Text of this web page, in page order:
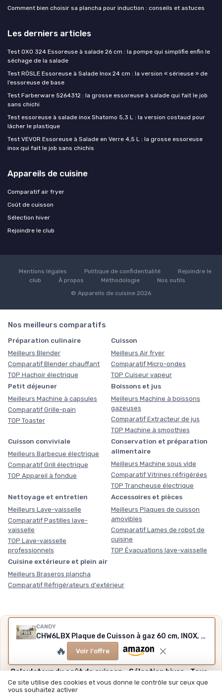
CANDY
CHW6LBX Plaque de Cuisson à gaz 60 cm, INOX, 59,5 x 51 x 8 cm
🔥 Voir l'offre
Comment bien choisir sa plancha pour induction : conseils et astuces
Les derniers articles
Test OXO 324 Essoreuse à salade 26 cm : la pompe qui simplifie enfin le
séchage de la salade
Test RÖSLE Essoreuse à Salade Inox 24 cm : la version « sérieuse » de
l’essoreuse de base
Test Farberware 5264312 : la grosse essoreuse à salade qui fait le job
sans chichi
Test essoreuse à salade inox Shatomo 5,3 L : la version costaud pour
lâcher le plastique
Test VEVOR Essoreuse à Salade en Verre 4,5 L : la grosse essoreuse
inox qui fait le job sans chichis
Appareils de cuisine
Comparatif air fryer
Coût de cuisson
Sélection hiver
Rejoindre le club
Mentions légales Politique de confidentialité
Rejoindre le
club
À propos Méthodologie
Nos outils
© Appareils de cuisine 2026
Nos meilleurs comparatifs
Préparation culinaire
Meilleurs Blender
Comparatif Blender chauffant
TOP Hachoir électrique
Cuisson
Meilleurs Air fryer
Comparatif Micro-ondes
TOP Cuiseur vapeur
Petit déjeuner
Meilleurs Machine à capsules
Comparatif Grille-pain
TOP Toaster
Boissons et jus
Meilleurs Machine à boissons
gazeuses
Comparatif Extracteur de jus
TOP Machine à smoothies
Cuisson conviviale
Meilleurs Barbecue électrique
Comparatif Grill électrique
TOP Appareil à fondue
Conservation et préparation
alimentaire
Meilleurs Machine sous vide
Comparatif Vitrines réfrigérées
TOP Trancheuse électrique
Nettoyage et entretien
Meilleurs Lave-vaisselle
Comparatif Pastilles lave-
vaisselle
TOP Lave-vaisselle
professionnels
Accessoires et pièces
Meilleurs Plaques de cuisson
amovibles
Comparatif Lames de robot de
cuisine
TOP Évacuations lave-vaisselle
Cuisine extérieure et plein air
Meilleurs Braseros plancha
Comparatif Réfrigérateurs d'extérieur
Nos outils gratuits
Des chiffres plutôt que des impressions, sans inscription,
méthode et sources expliquées.
Calculateur du coût de cuisson·Sélection hiver·Tous
nos outils
Ce site utilise des cookies et vous donne le contrôle sur ceux que
vous souhaitez activer